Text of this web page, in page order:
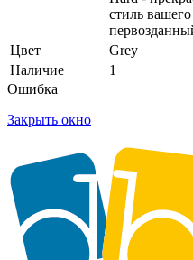
стиль
Цвет
Grey
Наличие
1
Ошибка
Закрыть окно